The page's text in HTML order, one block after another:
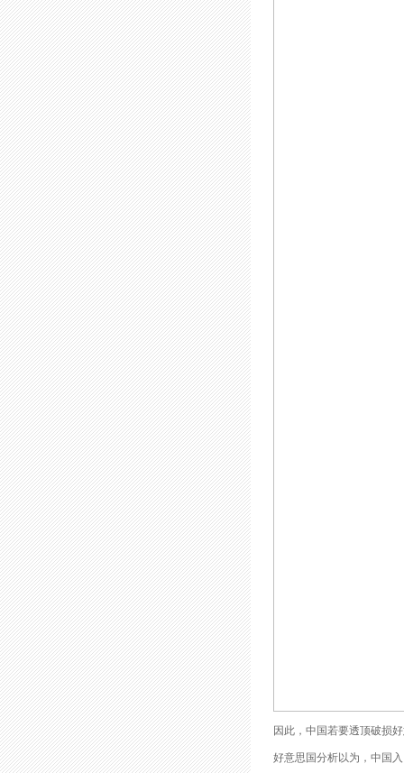
因此，中国若要透顶破损
好意思国分析以为，中国